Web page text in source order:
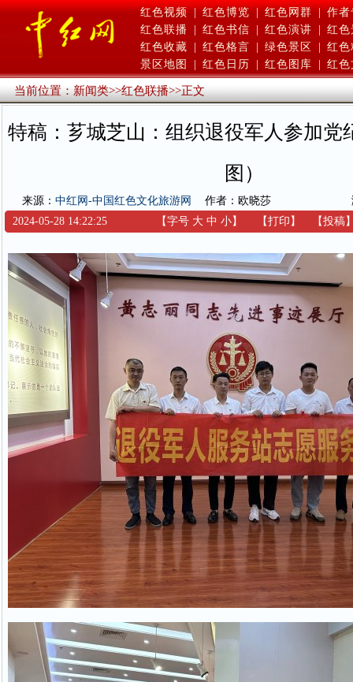
红色视频 | 红色博览 | 红色网群 | 作者
红色联播
红色书信 红色演讲
红色
红色收藏
红色格言 绿色景区
红色
景区地图
红色日历 红色图库 红色
当前位置：新闻类>>红色联播>>正文
特稿：芗城芝山：组织退役军人参加党
图）
来源： 中红网-中国红色文化旅游网 作者：欧晓莎
2024-05-28 14:22:25
【字号 大 中 小】 【打印 】 【投稿